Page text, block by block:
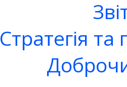
Стратегія